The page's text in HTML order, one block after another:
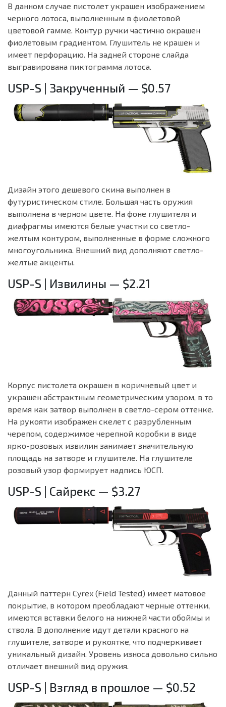
В данном случае пистолет украшен изображением
черного лотоса, выполненным в фиолетовой
цветовой гамме. Контур ручки частично окрашен
фиолетовым градиентом. Глушитель не крашен и
имеет перфорацию. На задней стороне слайда
выгравирована пиктограмма лотоса.
USP-S | Закрученный — $0.57
Дизайн этого дешевого скина выполнен в
футуристическом стиле. Большая часть оружия
выполнена в черном цвете. На фоне глушителя и
диафрагмы имеются белые участки со светло-
желтым контуром, выполненные в форме сложного
многоугольника. Внешний вид дополняют светло-
желтые акценты.
USP-S | Извилины — $2.21
Корпус пистолета окрашен в коричневый цвет и
украшен абстрактным геометрическим узором, в то
время как затвор выполнен в светло-сером оттенке.
На рукояти изображен скелет с разрубленным
черепом, содержимое черепной коробки в виде
ярко-розовых извилин занимает значительную
площадь на затворе и глушителе. На глушителе
розовый узор формирует надпись ЮСП.
USP-S | Сайрекс — $3.27
Данный паттерн Cyrex (Field Tested) имеет матовое
покрытие, в котором преобладают черные оттенки,
имеются вставки белого на нижней части обоймы и
ствола. В дополнение идут детали красного на
глушителе, затворе и рукоятке, что подчеркивает
уникальный дизайн. Уровень износа довольно сильно
отличает внешний вид оружия.
USP-S | Взгляд в прошлое — $0.52